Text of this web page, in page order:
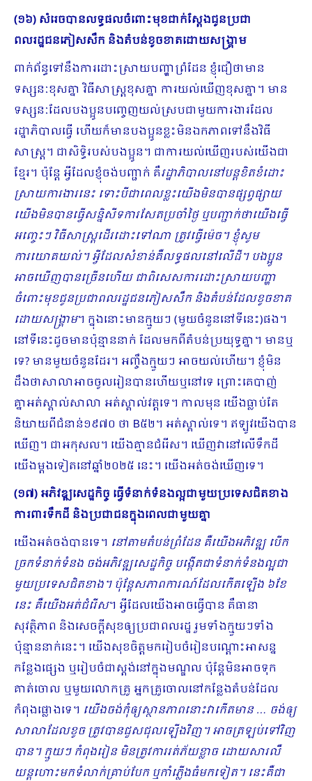
(១៦) សំរេចបានលទ្ធផលចំពោះមុខជាក់ស្តែងជូនប្រជា
ពលរដ្ឋជនភៀសសឹក និងតំបន់ខូចខាតដោយសង្គ្រាម
ពាក់ព័ន្ធទៅនឹងការដោះស្រាយបញ្ហាព្រំដែន ខ្ញុំជឿថាមាន
ទស្សនៈខុសគ្នា វិធីសាស្ត្រខុសគ្នា ការយល់ឃើញខុសគ្នា។ មាន
ទស្សនៈដែលបងប្អូនបញ្ចេញយល់ស្របជាមួយការងារដែល
រដ្ឋាភិបាលធ្វើ ហើយក៏មានបងប្អូនខ្លះមិនឯកភាពទៅនឹងវិធី
សាស្ត្រ។ ជាសិទ្ធិរបស់បងប្អូន។ ជាការយល់ឃើញរបស់យើងជា
ខ្មែរ។ ប៉ុន្តែ អ្វីដែលខ្ញុំចង់បញ្ជាក់ គឺរដ្ឋាភិបាលនៅបន្តខិតខំដោះ
ស្រាយការងារនេះ ទោះបីជាពេលខ្លះយើងមិនបានផ្សព្វផ្សាយ
យើងមិនបានធ្វើសន្និសីទការសែតប្រចាំថ្ងៃ ឬបញ្ជាក់ថាយើងធ្វើ
អញ្ចេះៗ វិធីសាស្ត្រដើរដោះទៅណា ត្រូវធ្វើម៉េច។ ខ្ញុំសូម
ការយោគយល់។ អ្វីដែលសំខាន់គឺលទ្ធផលនៅលើដី។ បងប្អូន
អាចឃើញបានច្រើនហើយ ជាពិសេសការដោះស្រាយបញ្ហា
ចំពោះមុខជូនប្រជាពលរដ្ឋជនភៀសសឹក និងតំបន់ដែលខូចខាត
ដោយសង្គ្រាម។ ក្នុងនោះមានក្មួយៗ (មួយចំនួននៅទីនេះ)ផង។
នៅទីនេះដូចមានប៉ុន្មាននាក់ ដែលមកពីតំបន់ប្រយុទ្ធគ្នា។ មានឬ
ទេ? មានមួយចំ​នួនដែរ។ អញ្ចឹងក្មួយៗ អាចយល់ហើយ។ ខ្ញុំមិន
ដឹងថាសាលាអាចចូលរៀនបានហើយឬនៅទេ ព្រោះគេបាញ់
គ្នាអត់ស្គាល់សាលា អត់ស្គាល់វត្តទេ។ កាលមុន យើងធ្លាប់តែ
និយាយពីជំនាន់១៩៧០ ថា B៥២។ អត់ស្គាល់ទេ។ ឥឡូវយើងបាន
ឃើញ។ ជាអកុសល។ យើងគ្មានជំរើស។ ឃើញវានៅលើទឹកដី
យើងម្តងទៀតនៅឆ្នាំ២០២៥ នេះ។ យើងអត់ចង់ឃើញទេ។
(១៧) អភិវឌ្ឍសេដ្ឋកិច្ច ធ្វើទំនាក់ទំនងល្អជាមួយប្រទេសជិតខាង
ការ​ពារទឹកដី និងប្រជាជនក្នុងពេលជាមួយគ្នា
យើងអត់ចង់បានទេ។ នៅតាមតំបន់ព្រំដែន គឺយើងអភិវឌ្ឍ បើក
ច្រកទំនាក់ទំនង ចង់អភិវឌ្ឍសេដ្ឋកិច្ច បង្កើតជាទំនាក់ទំនងល្អជា
មួយប្រទេសជិតខាង។ ប៉ុន្តែសភាពការណ៍ដែលកើតឡើង ៦ខែ
នេះ គឺយើងអត់ជំរើស។ អ្វីដែលយើងអាចធ្វើបាន គឺធានា
សុវត្ថិភាព និងសេចក្តីសុខឲ្យប្រជាពលរដ្ឋ រួមទាំងក្មួយៗទាំង
ប៉ុន្មាននាក់នេះ។ យើងសុខចិត្តមករៀបចំរៀនបណ្តោះអាសន្ន
កន្លែងផ្សេង ឬរៀបចំជាស្តង់នៅក្នុងមណ្ឌល ប៉ុន្តែមិនអាចទុក
គាត់ចោល ឬមួយលោកគ្រូ អ្នកគ្រូចោលនៅកន្លែងតំបន់ដែល
កំពុងផ្លោងទេ។ យើងចង់កុំឲ្យស្ថានភាពនោះវាកើតមាន … ចង់ឲ្យ
សាលាដែលខូច ត្រូវបានជួសជុលឡើងវិញ។ អាចត្រឡប់ទៅវិញ
បាន។ ក្មួយៗ កំពុងរៀន មិនត្រូវការរត់ភ័យខ្លាច ដោយសារលឺ
យន្តហោះមកទំលាក់គ្រាប់បែក ឬកាំភ្លើងធំមកទៀត។ នេះគឺជា